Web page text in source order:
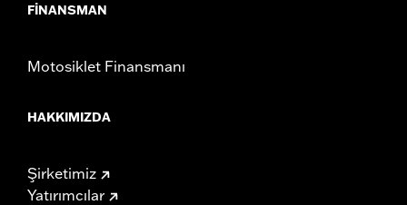
FINANSMAN
Motosiklet Finansmanı
HAKKIMIZDA
Şirketimiz
Yatırımcılar